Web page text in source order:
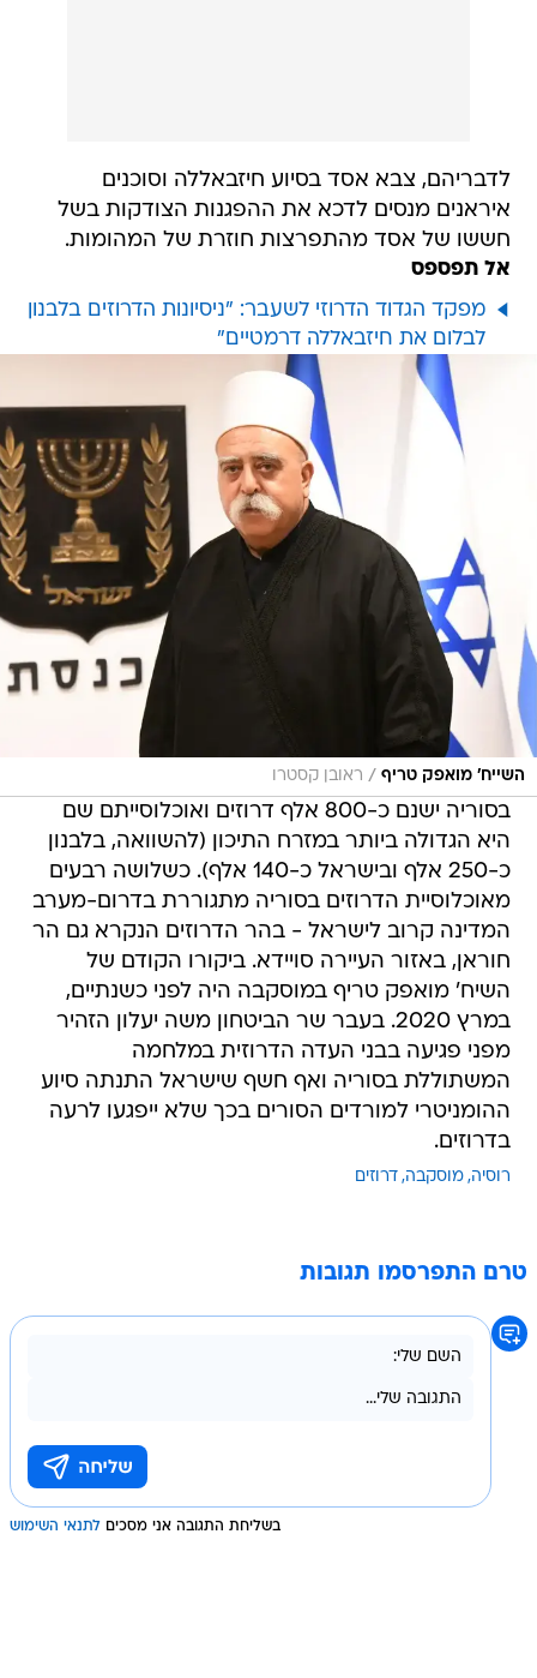
לדבריהם, צבא אסד בסיוע חיזבאללה וסוכנים
איראנים מנסים לדכא את ההפגנות הצודקות בשל
חששו של אסד מהתפרצות חוזרת של המהומות.
אל תפספס
מפקד הגדוד הדרוזי לשעבר: "ניסיונות הדרוזים בלבנון
לבלום את חיזבאללה דרמטיים"
השייח' מואפק טריף / ראובן קסטרו
בסוריה ישנם כ-800 אלף דרוזים ואוכלוסייתם שם
היא הגדולה ביותר במזרח התיכון (להשוואה, בלבנון
כ-250 אלף ובישראל כ-140 אלף). כשלושה רבעים
מאוכלוסיית הדרוזים בסוריה מתגוררת בדרום-מערב
המדינה קרוב לישראל - בהר הדרוזים הנקרא גם הר
חוראן, באזור העיירה סויידא. ביקורו הקודם של
השיח' מואפק טריף במוסקבה היה לפני כשנתיים,
במרץ 2020. בעבר שר הביטחון משה יעלון הזהיר
מפני פגיעה בבני העדה הדרוזית במלחמה
המשתוללת בסוריה ואף חשף שישראל התנתה סיוע
ההומניטרי למורדים הסורים בכך שלא ייפגעו לרעה
בדרוזים.
רוסיה מוסקבה דרוזים
טרם התפרסמו תגובות
בשליחת התגובה אני מסכים לתנאי השימוש